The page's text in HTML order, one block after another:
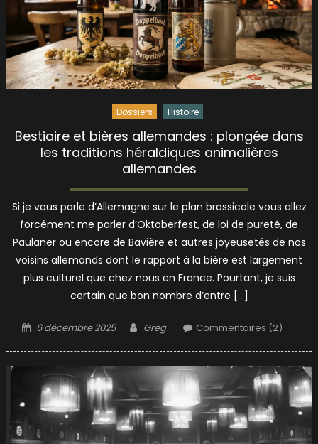
Dossiers Histoire
Bestiaire et bières allemandes : plongée dans
les traditions héraldiques animalières
allemandes
Si je vous parle d’Allemagne sur le plan brassicole vous allez
forcément me parler d’Oktoberfest, de loi de pureté, de
Paulaner ou encore de Bavière et autres joyeusetés de nos
voisins allemands dont le rapport à la bière est largement
plus culturel que chez nous en France. Pourtant, je suis
certain que bon nombre d’entre […]
Posted
6 décembre 2025 Author
Greg Commentaires (2)